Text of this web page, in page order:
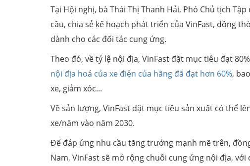
Tại Hội nghị, bà Thái Thị Thanh Hải, Phó Chủ tịch
cầu, chia sẻ kế hoạch phát triển của VinFast, đồng
dành cho các đối tác cung ứng.
Theo đó, về tỷ lệ nội địa, VinFast đặt mục tiêu đạt
nội địa hoá của xe điện của hãng đã đạt hơn 60%,
xe, giảm xóc...
Về sản lượng, VinFast đặt mục tiêu sản xuất có thể
xe/năm vào năm 2030.
Để đáp ứng nhu cầu tăng trưởng mạnh mẽ trên,
Nam, VinFast sẽ mở rộng chuỗi cung ứng nội địa,